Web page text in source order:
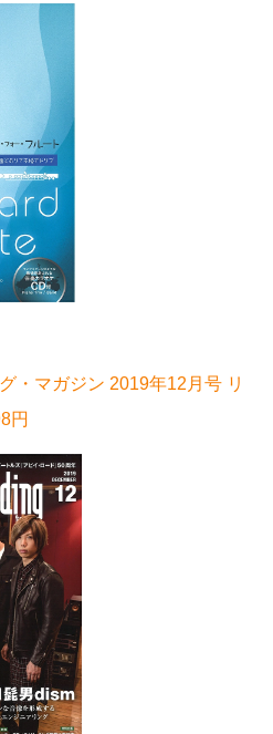
・マガジン 2019年12月号 リ
円